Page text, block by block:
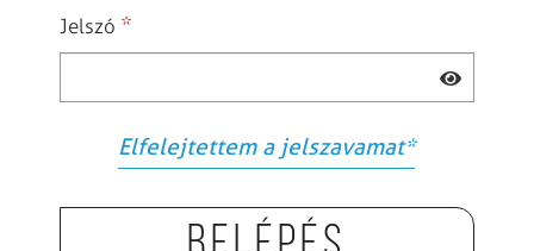
Jelszó *
Elfelejtettem a jelszavamat*